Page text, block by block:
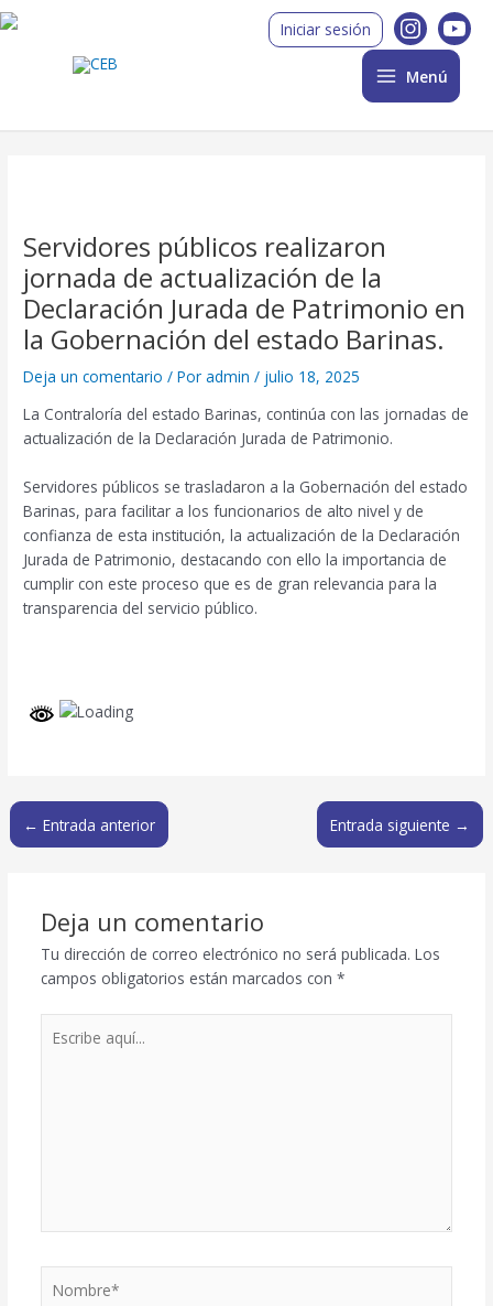
Ir
al
Main
MenuMenú
Iniciar sesión
Servidores públicos realizaron
jornada de actualización de la
Declaración Jurada de Patrimonio en
la Gobernación del estado Barinas.
Deja un comentario / Poradmin/ julio 18, 2025
La Contraloría del estado Barinas, continúa con las jornadas de
actualización de la Declaración Jurada de Patrimonio.
Servidores públicos se trasladaron a la Gobernación del estado
Barinas, para facilitar a los funcionarios de alto nivel y de
confianza de esta institución, la actualización de la Declaración
Jurada de Patrimonio, destacando con ello la importancia de
cumplir con este proceso que es de gran relevancia para la
transparencia del servicio público.
Post
navigation
← Entrada anterior Entrada siguiente →
Deja un comentario
Tu dirección de correo electrónico no será publicada. Los
campos obligatorios están marcados con *
aquí...